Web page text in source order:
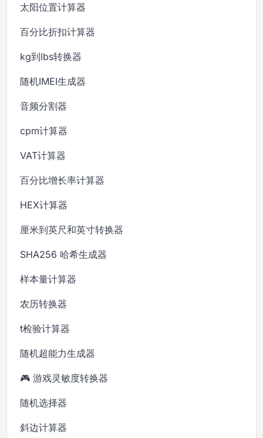
太阳位置计算器
百分比折扣计算器
kg到lbs转换器
随机IMEI生成器
音频分割器
cpm计算器
VAT计算器
百分比增长率计算器
HEX计算器
厘米到英尺和英寸转换器
SHA256 哈希生成器
样本量计算器
农历转换器
t检验计算器
随机超能力生成器
🎮 游戏灵敏度转换器
随机选择器
斜边计算器